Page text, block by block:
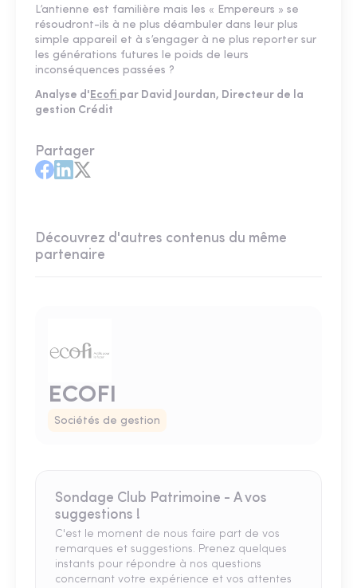
L’antienne est familière mais les « Empereurs » se
résoudront-ils à ne plus déambuler dans leur plus
simple appareil et à s’engager à ne plus reporter sur
les générations futures le poids de leurs
inconséquences passées ?
Analyse d'Ecofi par David Jourdan, Directeur de la
gestion Crédit
Partager
Découvrez d'autres contenus du même
partenaire
ECOFI
Sociétés de gestion
Sondage Club Patrimoine - A vos
suggestions !
C'est le moment de nous faire part de vos
remarques et suggestions. Prenez quelques
instants pour répondre à nos questions
concernant votre expérience et vos attentes